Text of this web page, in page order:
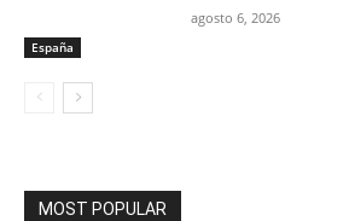
España
agosto 6, 2026
MOST POPULAR